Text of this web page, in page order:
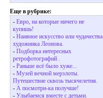
Еще в рубрике:
- Евро, на которые ничего не
купишь!
- Наивное искусство или чудачества
художника Леонова.
- Подборка интересных
ретрофотографий .
- Раньше всё было хуже...
- Музей вечной мерзлоты.
Путешествие сквозь тысячелетия.
- А посмотри-ка получше!
- Улыбаемся вместе с детьми.